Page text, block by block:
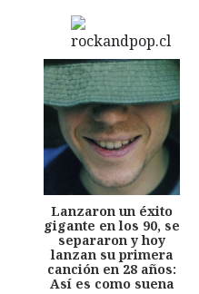
Lanzaron un éxito
gigante en los 90, se
separaron y hoy
lanzan su primera
canción en 28 años:
Así es como suena